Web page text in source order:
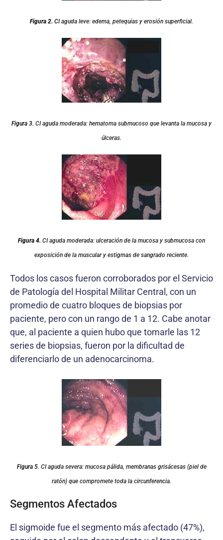
Figura 2. CI aguda leve: edema, petequias y erosión superficial.
Figura 3. CI aguda moderada: hematoma submucoso que levanta la mucosa y
úlceras.
Figura 4. CI aguda moderada: ulceración de la mucosa y submucosa con
exposición de la muscular y estigmas de sangrado reciente.
Todos los casos fueron corroborados por el Servicio
de Patología del Hospital Militar Central, con un
promedio de cuatro bloques de biopsias por
paciente, pero con un rango de 1 a 12. Cabe anotar
que, al paciente a quien hubo que tomarle las 12
series de biopsias, fueron por la dificultad de
diferenciarlo de un adenocarcinoma.
Figura 5. CI aguda severa: mucosa pálida, membranas grisácesas (piel de
ratón) que compromete toda la circunferencia.
Segmentos Afectados
El sigmoide fue el segmento más afectado (47%),